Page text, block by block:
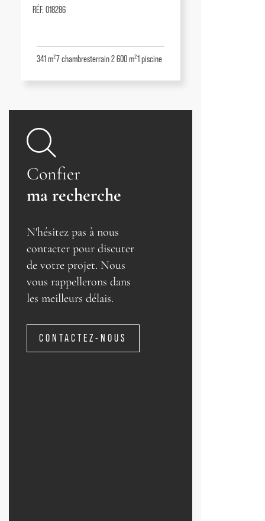
RÉF. 018286
341 m²7chambresterrain 2 600 m²1piscine
Confier
ma recherche
N'hésitez pas à nous
contacter pour discuter
de votre projet. Nous
vous rappellerons dans
les meilleurs délais.
CONTACTEZ-NOUS